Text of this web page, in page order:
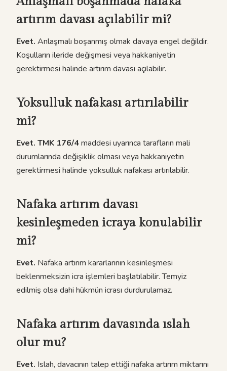
artırım davası açılabilir mi?
Evet. Anlaşmalı boşanmış olmak davaya engel değildir.
Koşulların ileride değişmesi veya hakkaniyetin
gerektirmesi halinde artırım davası açılabilir.
Yoksulluk nafakası artırılabilir
mi?
Evet. TMK 176/4maddesi uyarınca tarafların mali
durumlarında değişiklik olması veya hakkaniyetin
gerektirmesi halinde yoksulluk nafakası artırılabilir.
Nafaka artırım davası
kesinleşmeden icraya konulabilir
mi?
Evet. Nafaka artırım kararlarının kesinleşmesi
beklenmeksizin icra işlemleri başlatılabilir. Temyiz
edilmiş olsa dahi hükmün icrası durdurulamaz.
Nafaka artırım davasında ıslah
olur mu?
Evet. Islah, davacının talep ettiği nafaka artırım miktarını